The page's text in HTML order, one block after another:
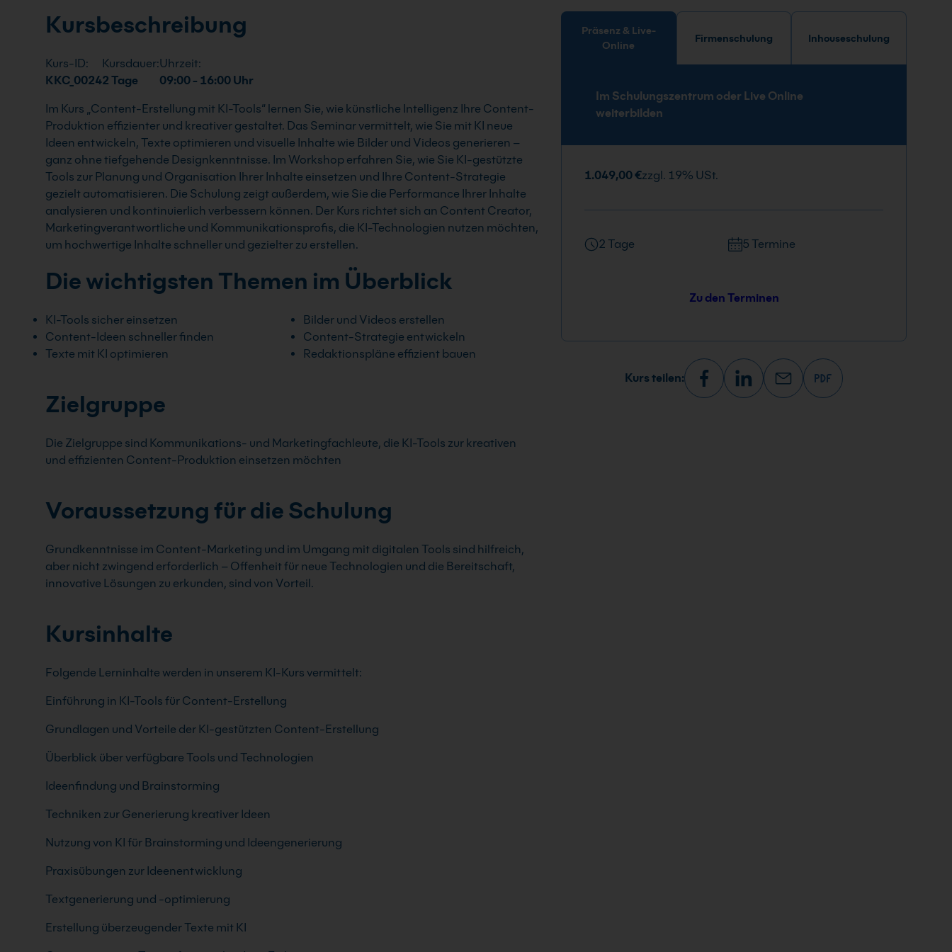
Präsenz & Live-
Online
Firmenschulung Inhouseschulung
Im Schulungszentrum oder Live Online
weiterbilden
1.049,00 €zzgl. 19% USt.
2 Tage 5 Termine
Zu den Terminen
Kurs teilen:
Kursbeschreibung
Kurs-ID:
KKC_0024
Kursdauer:
2 Tage
Uhrzeit:
09:00 - 16:00 Uhr
Im Kurs „Content-Erstellung mit KI-Tools“ lernen Sie, wie künstliche Intelligenz Ihre Content-
Produktion effizienter und kreativer gestaltet. Das Seminar vermittelt, wie Sie mit KI neue
Ideen entwickeln, Texte optimieren und visuelle Inhalte wie Bilder und Videos generieren –
ganz ohne tiefgehende Designkenntnisse. Im Workshop erfahren Sie, wie Sie KI-gestützte
Tools zur Planung und Organisation Ihrer Inhalte einsetzen und Ihre Content-Strategie
gezielt automatisieren. Die Schulung zeigt außerdem, wie Sie die Performance Ihrer Inhalte
analysieren und kontinuierlich verbessern können. Der Kurs richtet sich an Content Creator,
Marketingverantwortliche und Kommunikationsprofis, die KI-Technologien nutzen möchten,
um hochwertige Inhalte schneller und gezielter zu erstellen.
Die wichtigsten Themen im Überblick
KI-Tools sicher einsetzen
Content-Ideen schneller finden
Texte mit KI optimieren
Bilder und Videos erstellen
Content-Strategie entwickeln
Redaktionspläne effizient bauen
Zielgruppe
Die Zielgruppe sind Kommunikations- und Marketingfachleute, die KI-Tools zur kreativen
und effizienten Content-Produktion einsetzen möchten
Voraussetzung für die Schulung
Grundkenntnisse im Content-Marketing und im Umgang mit digitalen Tools sind hilfreich,
aber nicht zwingend erforderlich – Offenheit für neue Technologien und die Bereitschaft,
innovative Lösungen zu erkunden, sind von Vorteil.
Kursinhalte
Folgende Lerninhalte werden in unserem KI-Kurs vermittelt:
Einführung in KI-Tools für Content-Erstellung
Grundlagen und Vorteile der KI-gestützten Content-Erstellung
Überblick über verfügbare Tools und Technologien
Ideenfindung und Brainstorming
Techniken zur Generierung kreativer Ideen
Nutzung von KI für Brainstorming und Ideengenerierung
Praxisübungen zur Ideenentwicklung
Textgenerierung und -optimierung
Erstellung überzeugender Texte mit KI